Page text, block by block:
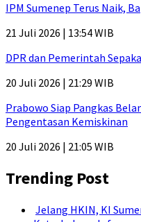
IPM Sumenep Terus Naik,
21 Juli 2026 | 13:54 WIB
DPR dan Pemerintah
20 Juli 2026 | 21:29 WIB
Prabowo Siap Pangkas
Pengentasan Kemiskinan
20 Juli 2026 | 21:05 WIB
Trending Post
Jelang HKIN, KI